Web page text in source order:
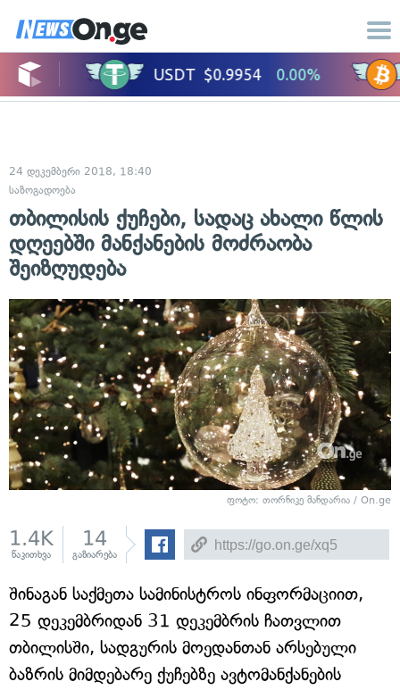
24 დეკემბერი 2018, 18:40
საზოგადოება
თბილისის ქუჩები, სადაც ახალი წლის
დღეებში მანქანების მოძრაობა
შეიზღუდება
ფოტო: თორნიკე მანდარია / On.ge
1.4K
წაკითხვა
14
გაზიარება
შინაგან საქმეთა სამინისტროს ინფორმაციით,
25 დეკემბრიდან 31 დეკემბრის ჩათვლით
თბილისში, სადგურის მოედანთან არსებული
ბაზრის მიმდებარე ქუჩებზე ავტომანქანების